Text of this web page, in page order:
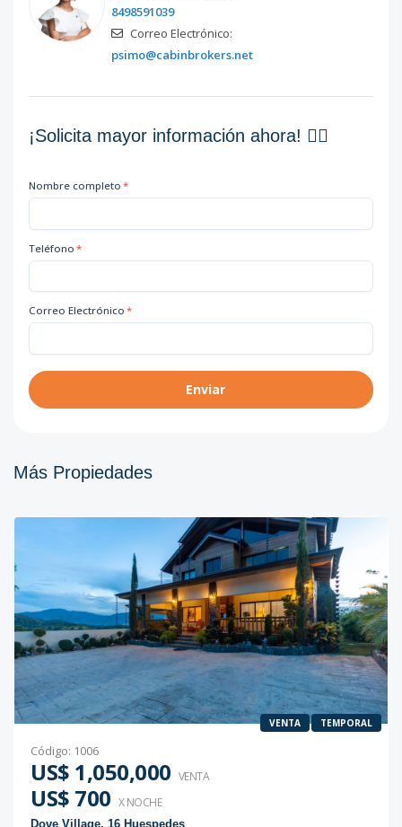
8498591039
Correo Electrónico:
psimo@cabinbrokers.net
¡Solicita mayor información ahora! 👇🏽
Nombre completo *
Teléfono *
Correo Electrónico *
Enviar
Más Propiedades
VENTA TEMPORAL
Código: 1006
US$ 1,050,000 VENTA
US$ 700 X NOCHE
Dove Village, 16 Huespedes